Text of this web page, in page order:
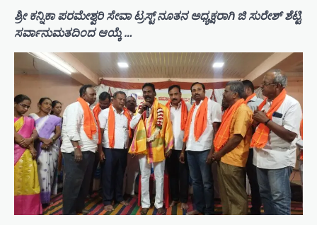
ಶ್ರೀ ಕನ್ನಿಕಾ ಪರಮೇಶ್ವರಿ ಸೇವಾ ಟ್ರಸ್ಟ್ ನೂತನ ಅಧ್ಯಕ್ಷರಾಗಿ ಜಿ ಸುರೇಶ್ ಶೆಟ್ಟಿ
ಸರ್ವಾನುಮತದಿಂದ ಆಯ್ಕೆ …